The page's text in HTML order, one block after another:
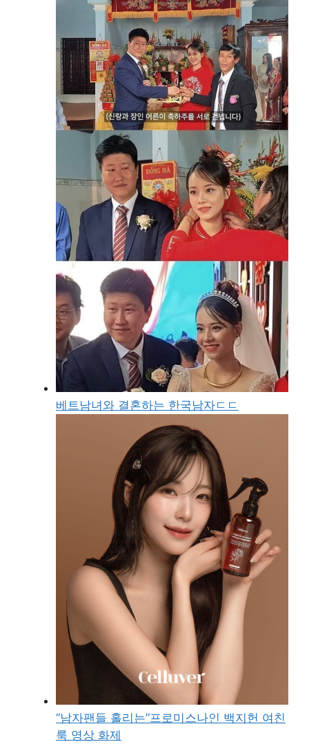
베트남녀와 결혼하는 한국남자ㄷㄷ
“남자팬들 홀리는”프로미스나인 백지헌 여친
룩 영상 화제